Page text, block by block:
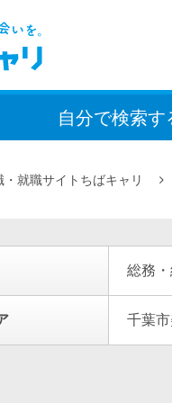
自分で検索す
就職サイトちばキャリ
総務
千葉